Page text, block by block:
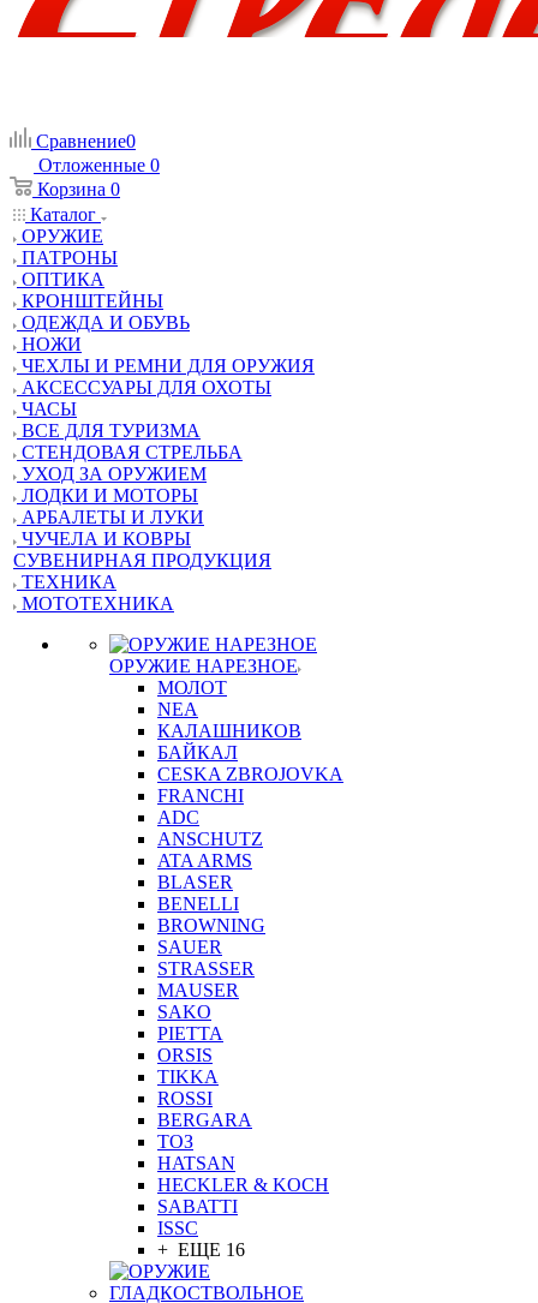
Сравнение0
Отложенные 0
Корзина 0
Каталог
ОРУЖИЕ
ПАТРОНЫ
ОПТИКА
КРОНШТЕЙНЫ
ОДЕЖДА И ОБУВЬ
НОЖИ
ЧЕХЛЫ И РЕМНИ ДЛЯ ОРУЖИЯ
АКСЕССУАРЫ ДЛЯ ОХОТЫ
ЧАСЫ
ВСЕ ДЛЯ ТУРИЗМА
СТЕНДОВАЯ СТРЕЛЬБА
УХОД ЗА ОРУЖИЕМ
ЛОДКИ И МОТОРЫ
АРБАЛЕТЫ И ЛУКИ
ЧУЧЕЛА И КОВРЫ
СУВЕНИРНАЯ ПРОДУКЦИЯ
ТЕХНИКА
МОТОТЕХНИКА
ОРУЖИЕ НАРЕЗНОЕ
МОЛОТ
NEA
КАЛАШНИКОВ
БАЙКАЛ
CESKA ZBROJOVKA
FRANCHI
ADC
ANSCHUTZ
ATA ARMS
BLASER
BENELLI
BROWNING
SAUER
STRASSER
MAUSER
SAKO
PIETTA
ORSIS
TIKKA
ROSSI
BERGARA
ТОЗ
HATSAN
HECKLER & KOCH
SABATTI
ISSC
+ ЕЩЕ 16